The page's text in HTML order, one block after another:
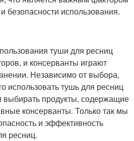
безопасности использования.
туши для ресниц
и консерванты играют
Независимо от выбора,
использовать тушь для ресниц
выбирать продукты, содержащие
консерванты. Только так мы
и эффективность
ресниц.